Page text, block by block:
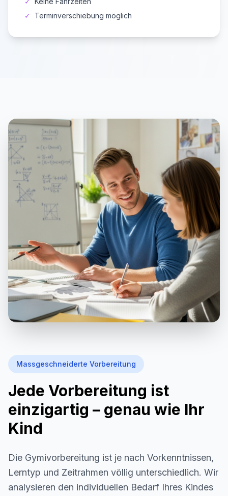
✓
Terminverschiebung möglich
Massgeschneiderte Vorbereitung
Jede Vorbereitung ist
einzigartig – genau wie Ihr
Kind
Die Gymivorbereitung ist je nach Vorkenntnissen,
Lerntyp und Zeitrahmen völlig unterschiedlich. Wir
analysieren den individuellen Bedarf Ihres Kindes